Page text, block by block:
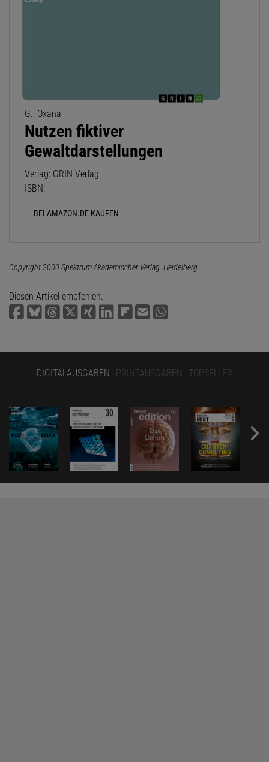
G., Oxana
Nutzen fiktiver
Gewaltdarstellungen
Verlag: GRIN Verlag
ISBN:
BEI AMAZON.DE KAUFEN
Copyright 2000 Spektrum Akademischer Verlag, Heidelberg
Diesen Artikel empfehlen:
DIGITALAUSGABEN PRINTAUSGABEN TOPSELLER